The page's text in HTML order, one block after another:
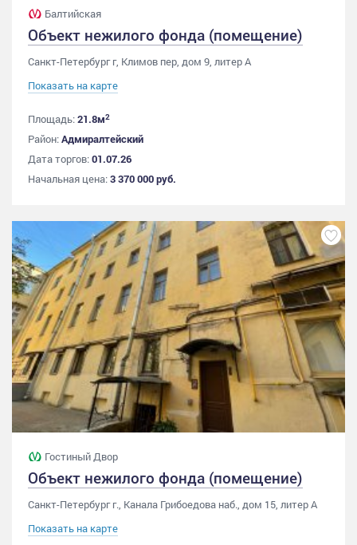
Балтийская
Объект нежилого фонда (помещение)
Санкт-Петербург г, Климов пер, дом 9, литер А
Показать на карте
Площадь:21.8м2
Район:Адмиралтейский
Дата торгов:01.07.26
Начальная цена:3 370 000 руб.
Гостиный Двор
Объект нежилого фонда (помещение)
Санкт-Петербург г., Канала Грибоедова наб., дом 15, литер А
Показать на карте